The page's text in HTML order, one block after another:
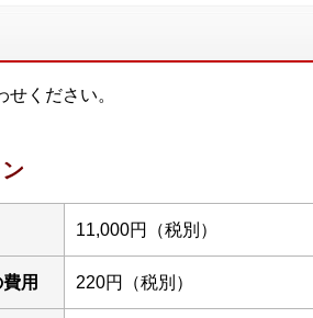
ください。
11,000円（税別）
用 220円（税別）